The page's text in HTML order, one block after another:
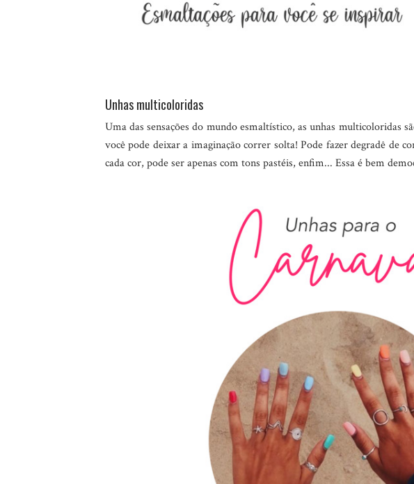
Unhas multicoloridas
Uma das sensações do mundo esmaltístico, as unhas multicoloridas
você pode deixar a imaginação correr solta! Pode fazer degradê de
cada cor, pode ser apenas com tons pastéis, enfim... Essa é bem